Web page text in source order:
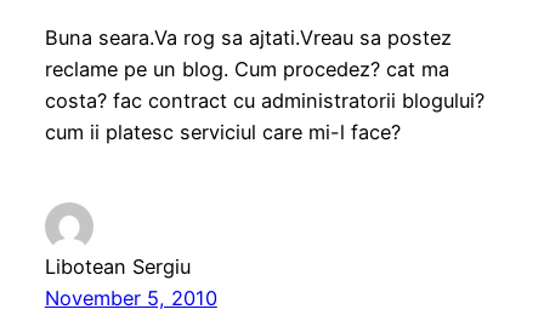
Buna seara.Va rog sa ajtati.Vreau sa postez
reclame pe un blog. Cum procedez? cat ma
costa? fac contract cu administratorii blogului?
cum ii platesc serviciul care mi-l face?
Libotean Sergiu
November 5, 2010